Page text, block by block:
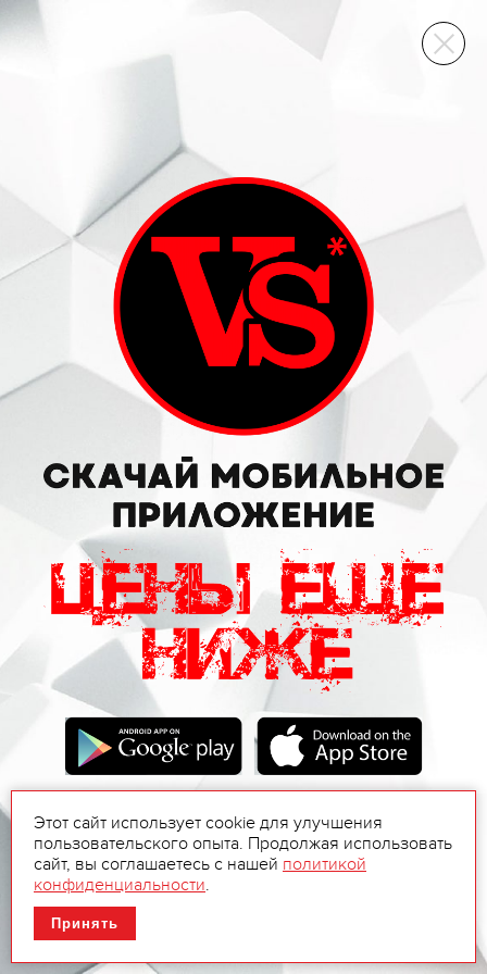
ВИННЫЙ СКЛАД
Этот сайт использует cookie для улучшения
пользовательского опыта. Продолжая использовать
сайт, вы соглашаетесь с нашей политикой
конфиденциальности.
Принять